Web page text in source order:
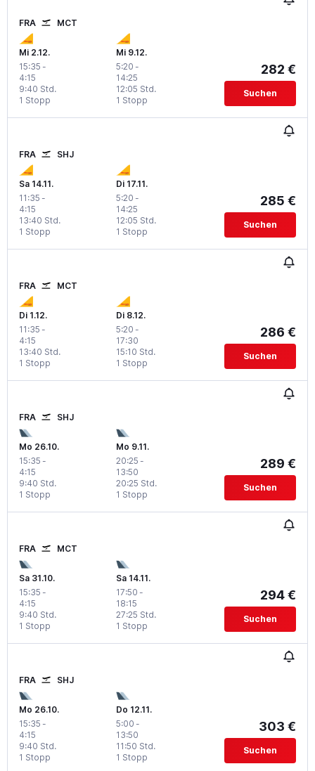
FRA MCT
Mi 2.12.
15:35 -
4:15
1 Stopp
9:40 Std.
Mi 9.12.
5:20 -
14:25
1 Stopp
12:05 Std.
282 €
Suchen
FRA SHJ
Sa 14.11.
11:35 -
4:15
1 Stopp
13:40 Std.
Di 17.11.
5:20 -
14:25
1 Stopp
12:05 Std.
285 €
Suchen
FRA MCT
Di 1.12.
11:35 -
4:15
1 Stopp
13:40 Std.
Di 8.12.
5:20 -
17:30
1 Stopp
15:10 Std.
286 €
Suchen
FRA SHJ
Mo 26.10.
15:35 -
4:15
1 Stopp
9:40 Std.
Mo 9.11.
20:25 -
13:50
1 Stopp
20:25 Std.
289 €
Suchen
FRA MCT
Sa 31.10.
15:35 -
4:15
1 Stopp
9:40 Std.
Sa 14.11.
17:50 -
18:15
1 Stopp
27:25 Std.
294 €
Suchen
FRA SHJ
Mo 26.10.
15:35 -
4:15
1 Stopp
9:40 Std.
Do 12.11.
5:00 -
13:50
1 Stopp
11:50 Std.
303 €
Suchen